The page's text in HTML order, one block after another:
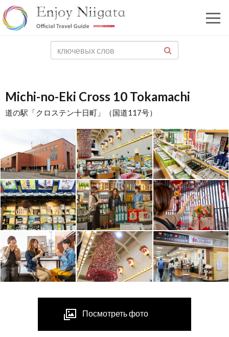
Michi-no-Eki Cross 10 Tokamachi
道の駅「クロステン十日町」（国道117号）
Посмотреть фото